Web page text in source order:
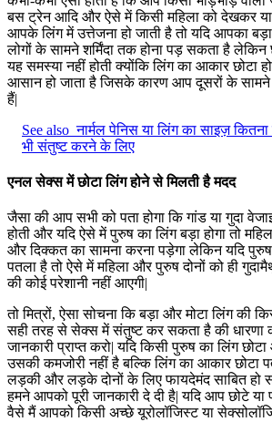
बस ट्रेन आदि और ऐसे में किसी महिला को देखकर
आपके लिंग में उत्तेजना हो जाती है तो यदि आपका
लोगों के सामने शर्मिंदा तक होना पड़ सकता है लेकिन
यह समस्या नहीं होती क्योंकि लिंग का आकार छोटा
आसान हो जाता है जिसके कारण आप दूसरों के सामने
हैं|
See also नार्मल पेनिस या लिंग का साइज़ कितना
भी संतुष्ट करने के लिए
एनल सेक्स में छोटा लिंग होने से मिलती है मदद
जैसा की आप सभी को पता होगा कि गांड या गुदा
होती और यदि ऐसे में पुरुष का लिंग बड़ा होगा तो
और दिक्कत का सामना करना पड़ेगा लेकिन यदि
पतला है तो ऐसे में महिला और पुरुष दोनों को ही
की कोई परेशानी नहीं आएगी|
तो मित्रों, ऐसा सोचना कि बड़ा और मोटा लिंग की
सही तरह से सेक्स में संतुष्ट कर सकता है की धारणा
जानकारी प्राप्त करो| यदि किसी पुरुष का लिंग
उसकी कमजोरी नहीं है बल्कि लिंग का आकार छोटा
लड़की और लड़के दोनों के लिए फायदेमंद साबित हो
हमने आपको पूरी जानकारी दे दी है| यदि आप छोटे
वैसे मैं आपको किसी अच्छे यूरोलॉजिस्ट या